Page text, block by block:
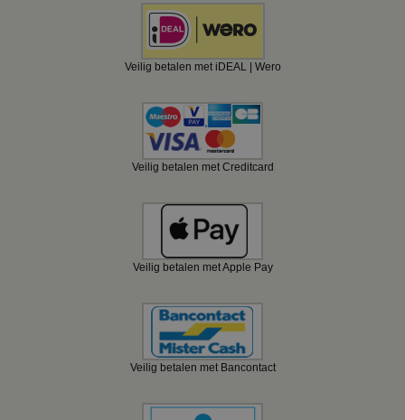
Veilig betalen met iDEAL | Wero
Veilig betalen met Creditcard
Veilig betalen met Apple Pay
Veilig betalen met Bancontact